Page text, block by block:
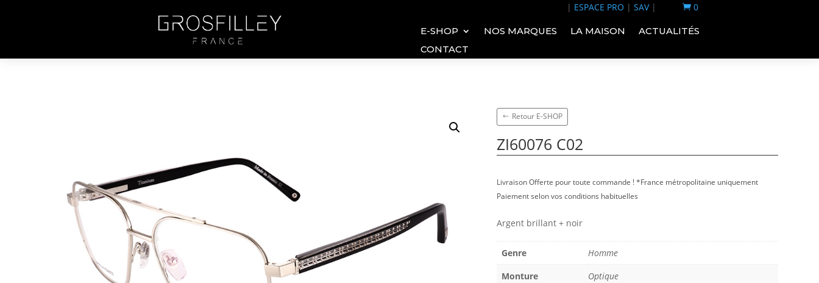
| ESPACE PRO | SAV|  0
E-SHOP NOS MARQUES LA MAISON
ACTUALITÉS
CONTACT
Retour E-SHOP
ZI60076 C02
Livraison Offerte pour toute commande ! *France métropolitaine uniquement
Paiement selon vos conditions habituelles
Argent brillant + noir
Genre
Homme
Monture
Optique